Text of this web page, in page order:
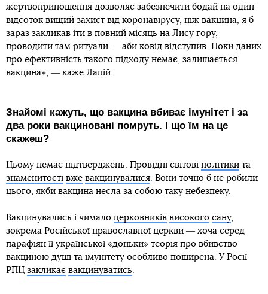
жертвоприношення дозволяє забезпечити бодай на один
відсоток вищий захист від коронавірусу, ніж вакцина, я б
зараз закликав іти в повний місяць на Лису гору,
проводити там ритуали ― аби ковід відступив. Поки даних
про ефективність такого підходу немає, залишається
вакцина», ― каже Лапій.
Знайомі кажуть, що вакцина вбиває імунітет і за
два роки вакциновані помруть. І що їм на це
скажеш?
Цьому немає підтверджень. Провідні світові політики та
знаменитості вже вакцинувалися. Вони точно б не робили
цього, якби вакцина несла за собою таку небезпеку.
Вакцинувались і чимало церковників високого сану,
зокрема Російської православної церкви ― хоча серед
парафіян її української «доньки» теорія про вбивство
вакциною душі та імунітету особливо поширена. У Росії
РПЦ закликає вакцинуватись.